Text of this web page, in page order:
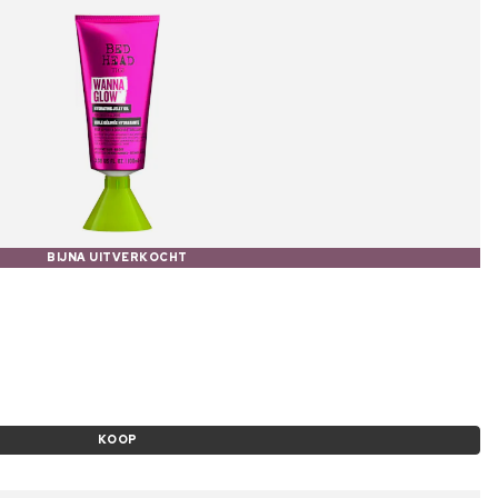
BIJNA UITVERKOCHT
KOOP